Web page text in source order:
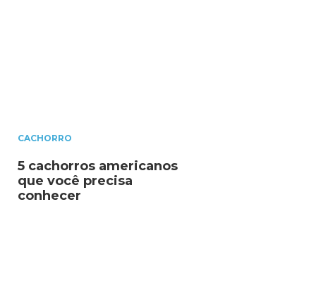
CACHORRO
5 cachorros americanos
que você precisa
conhecer